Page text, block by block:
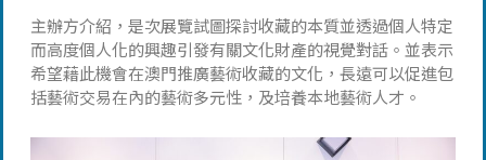
主辦方介紹，是次展覽試圖探討收藏的本質並透過個人特定
而高度個人化的興趣引發有關文化財產的視覺對話。並表示
希望藉此機會在澳門推廣藝術收藏的文化，長遠可以促進包
括藝術交易在內的藝術多元性，及培養本地藝術人才。